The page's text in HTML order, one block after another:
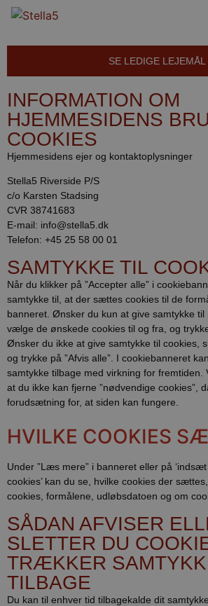
SE LEDIGE LEJEMÅL
INFORMATION OM
HJEMMESIDENS
COOKIES
Hjemmesidens ejer og kontaktoplysninger
Stella5 Riverside P/S
c/o Karsten Stadsing
CVR 38741683
E-mail: info@stella5.dk
Telefon: +45 25 58 00 01
SAMTYKKE TIL
Når du klikker på ”Accepter alle” i
samtykke til, at der sættes cookies til de
banneret. Ønsker du kun at give samtykke til
vælge de ønskede cookies til og fra, og trykke
Ønsker du ikke at give samtykke til cookies,
og trykke på ”Afvis alle”. I cookiebanneret
samtykke tilbage med virkning for
at du ikke kan fjerne ”nødvendige cookies”,
forudsætning for, at siden kan fungere.
HVILKE COOKIES
Under ”Læs mere” i banneret eller på
cookies’ kan du se, hvilke cookies der
cookies, formålene, udløbsdatoen og om
SÅDAN AFVISER
SLETTER DU
TRÆKKER
TILBAGE
Du kan til enhver tid tilbagekalde dit